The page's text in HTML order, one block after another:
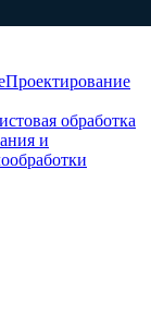
Проектирование
обработка
и